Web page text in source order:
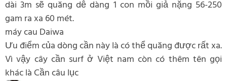
dài 3m sẽ quăng dễ dàng 1 con mồi giả nặng 56-250
gam ra xa 60 mét.
máy cau Daiwa
Ưu điểm của dòng cần này là có thể quăng được rất xa.
Vì vậy cây cần surf ở Việt nam còn có thêm tên gọi
khác là Cần câu lục